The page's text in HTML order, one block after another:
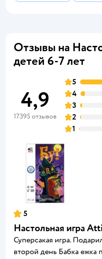
Отзывы на
детей 6-7 лет
4,9
17395 отзывов
5
4
3
2
1
5
Настольная игра
Суперсакая игра.
второй день Бабка ежка